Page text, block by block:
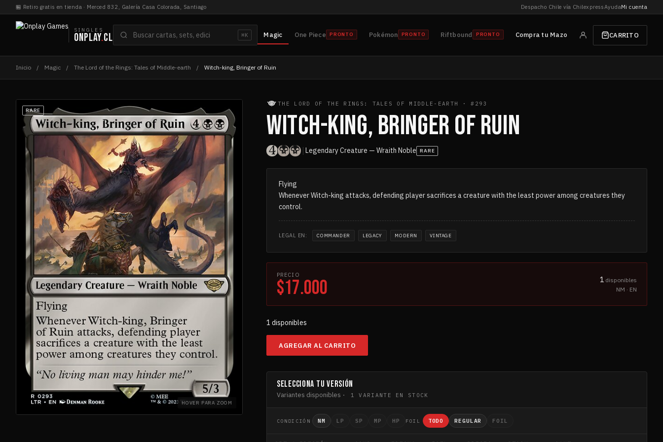
Saltar
al
contenido
🏪 Retiro gratis en tienda · Merced 832, Galería Casa Colorada, Santiago Despacho Chile vía ChilexpressAyudaMi cuenta
SINGLES
ONPLAY.CLcartas
⌘K Magic One Piece PRONTO Pokémon PRONTO Riftbound PRONTO Compra tu Mazo CARRITO
Inicio / Magic / The Lord of the Rings: Tales of Middle-earth / Witch-king, Bringer of Ruin
RARE
HOVER PARA ZOOM
THE LORD OF THE RINGS: TALES OF MIDDLE-EARTH · #293
WITCH-KING, BRINGER OF RUIN
Legendary Creature — Wraith Noble RARE
Flying
Whenever Witch-king attacks, defending player sacrifices a creature with the least power among creatures they
control.
LEGAL EN: COMMANDER LEGACY MODERN VINTAGE
PRECIO
$17.000 1 disponibles
NM · EN
1 disponibles
Witch-
Bringer
Ruin
AGREGAR AL CARRITO
SELECCIONA TU VERSIÓN
Variantes disponibles · 1 VARIANTE EN STOCK
CONDICIÓN NM LP SP MP HP FOIL TODO REGULAR FOIL